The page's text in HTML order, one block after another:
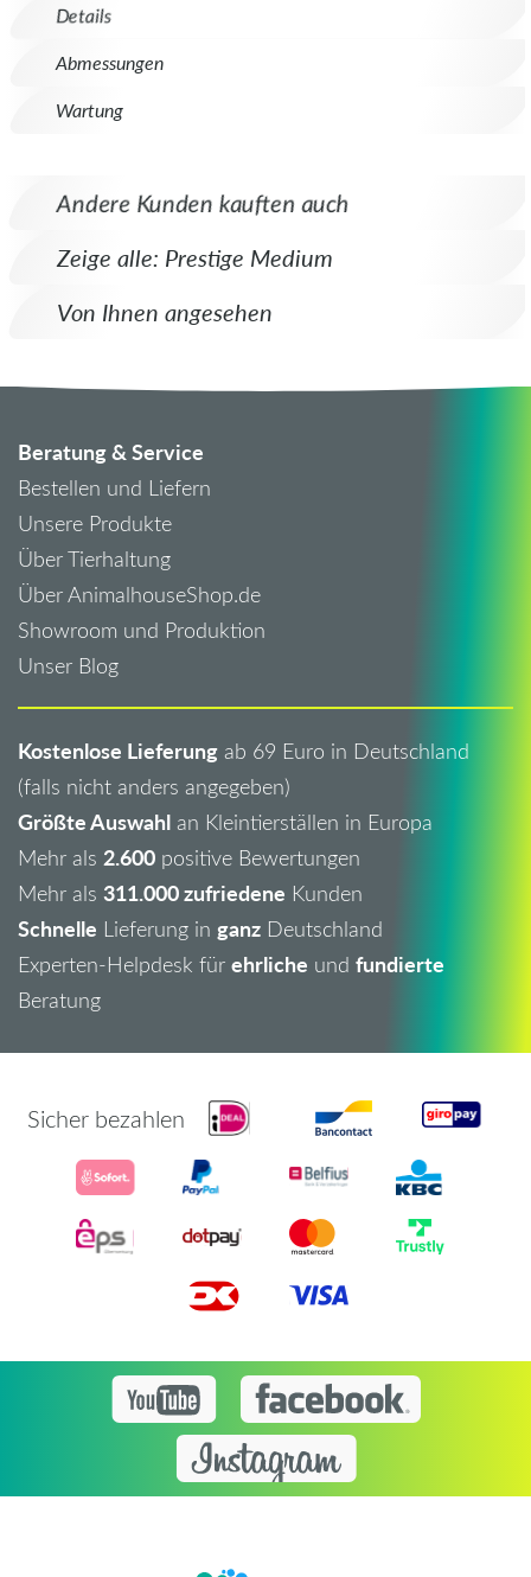
Details
Abmessungen
Wartung
Andere Kunden kauften auch
Zeige alle: Prestige Medium
Von Ihnen angesehen
Beratung & Service
Bestellen und Liefern
Unsere Produkte
Über Tierhaltung
Über AnimalhouseShop.de
Showroom und Produktion
Unser Blog
Kostenlose Lieferung ab 69 Euro in Deutschland
(falls nicht anders angegeben)
Größte Auswahl an Kleintierställen in Europa
Mehr als 2.600 positive Bewertungen
Mehr als 311.000 zufriedene Kunden
Schnelle Lieferung in ganz Deutschland
Experten-Helpdesk für ehrliche und fundierte
Beratung
Sicher bezahlen